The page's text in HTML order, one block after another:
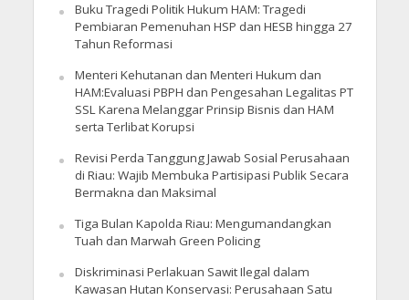
Buku Tragedi Politik Hukum HAM: Tragedi
Pembiaran Pemenuhan HSP dan HESB hingga 27
Tahun Reformasi
Menteri Kehutanan dan Menteri Hukum dan
HAM:Evaluasi PBPH dan Pengesahan Legalitas PT
SSL Karena Melanggar Prinsip Bisnis dan HAM
serta Terlibat Korupsi
Revisi Perda Tanggung Jawab Sosial Perusahaan
di Riau: Wajib Membuka Partisipasi Publik Secara
Bermakna dan Maksimal
Tiga Bulan Kapolda Riau: Mengumandangkan
Tuah dan Marwah Green Policing
Diskriminasi Perlakuan Sawit Ilegal dalam
Kawasan Hutan Konservasi: Perusahaan Satu